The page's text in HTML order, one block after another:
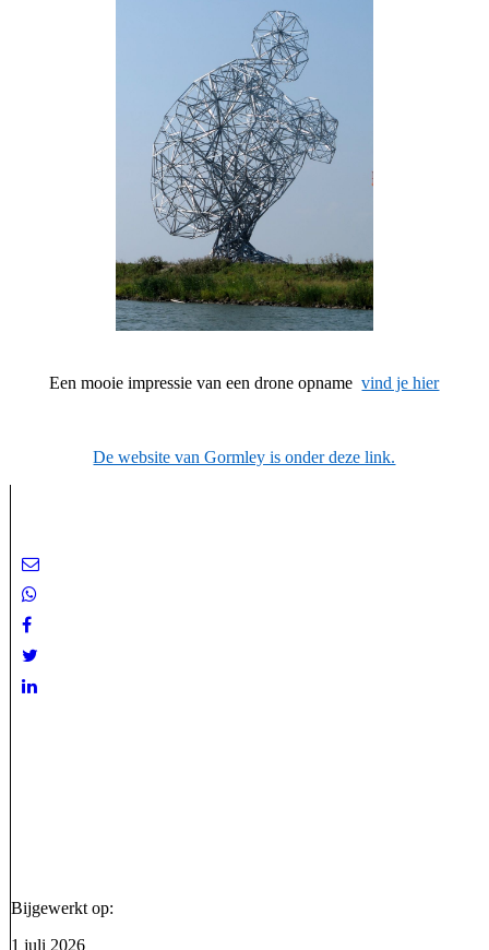
Een mooie impressie van een drone opnamevind je hier
De website van Gormley is onder deze link.
Bijgewerkt op:
1 juli 2026